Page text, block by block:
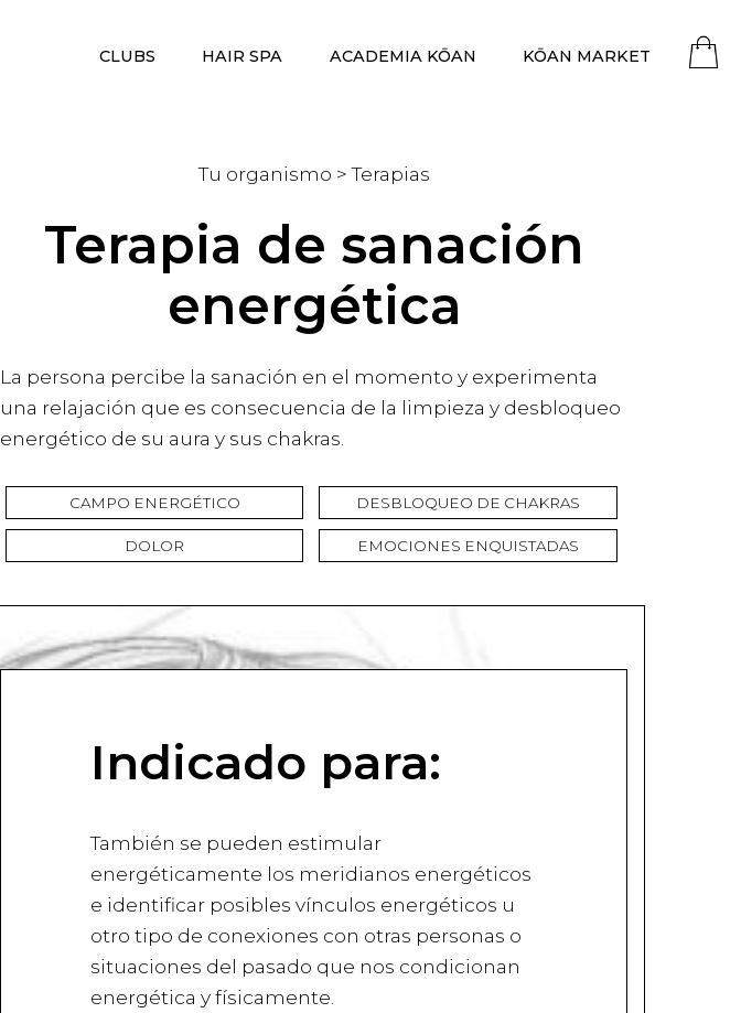
CLUBS HAIR SPA ACADEMIA KŌAN KŌAN MARKET
Tu organismo > Terapias
Terapia de sanación
energética
La persona percibe la sanación en el momento y experimenta
una relajación que es consecuencia de la limpieza y desbloqueo
energético de su aura y sus chakras.
CAMPO ENERGÉTICO DESBLOQUEO DE CHAKRAS
DOLOR EMOCIONES ENQUISTADAS
Indicado para:
También se pueden estimular
energéticamente los meridianos energéticos
e identificar posibles vínculos energéticos u
otro tipo de conexiones con otras personas o
situaciones del pasado que nos condicionan
energética y físicamente.